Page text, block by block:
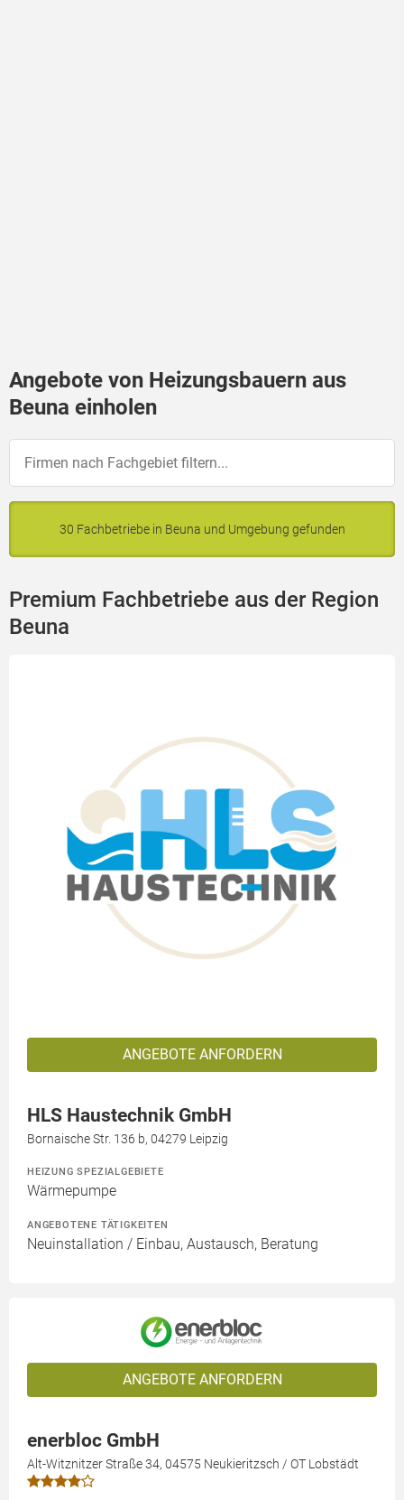
Angebote von Heizungsbauern aus
Beuna einholen
30 Fachbetriebe in Beuna und Umgebung gefunden
Premium Fachbetriebe aus der Region
Beuna
ANGEBOTE ANFORDERN
HLS Haustechnik GmbH
Bornaische Str. 136 b, 04279 Leipzig
HEIZUNG SPEZIALGEBIETE
Wärmepumpe
ANGEBOTENE TÄTIGKEITEN
Neuinstallation / Einbau, Austausch, Beratung
ANGEBOTE ANFORDERN
enerbloc GmbH
Alt-Witznitzer Straße 34, 04575 Neukieritzsch / OT Lobstädt